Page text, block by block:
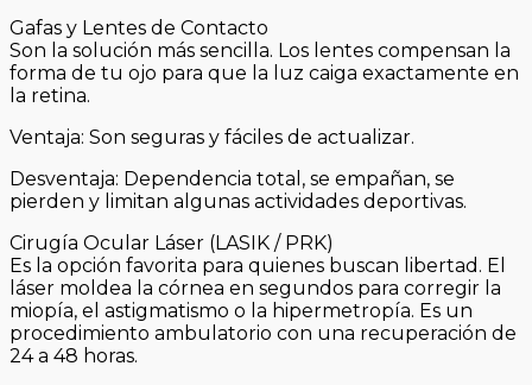
Gafas y Lentes de Contacto
Son la solución más sencilla. Los lentes compensan la
forma de tu ojo para que la luz caiga exactamente en
la retina.
Ventaja: Son seguras y fáciles de actualizar.
Desventaja: Dependencia total, se empañan, se
pierden y limitan algunas actividades deportivas.
Cirugía Ocular Láser (LASIK / PRK)
Es la opción favorita para quienes buscan libertad. El
láser moldea la córnea en segundos para corregir la
miopía, el astigmatismo o la hipermetropía. Es un
procedimiento ambulatorio con una recuperación de
24 a 48 horas.